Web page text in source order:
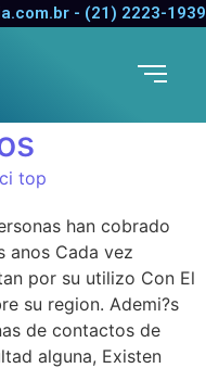
- (21) 2223-1939
han
top
han cobrado
anos Cada vez
por su utilizo Con El
su region. Ademi?s
de contactos de
alguna, Existen